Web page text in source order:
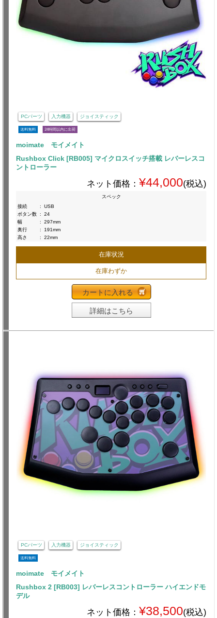
PCパーツ 入力機器 ジョイスティック
送料無料 24時間以内に出荷
moimate モイメイト
Rushbox Click [RB005] マイクロスイッチ搭載 レバーレスコ
ントローラー
ネット価格： ¥44,000(税込)
スペック
接続
:
USB
ボタン数 :
24
幅
:
297mm
奥行
:
191mm
高さ
: 22mm
在庫状況
在庫わずか
カートに入れる
詳細はこちら
PCパーツ 入力機器 ジョイスティック
送料無料
moimate モイメイト
Rushbox 2 [RB003] レバーレスコントローラー ハイエンドモ
デル
ネット価格： ¥38,500(税込)